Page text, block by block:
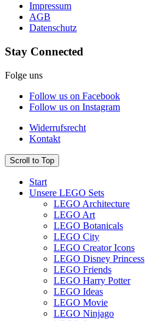
Impressum
AGB
Datenschutz
Stay Connected
Folge uns
Follow us on Facebook
Follow us on Instagram
Widerrufsrecht
Kontakt
Scroll to Top
Start
Unsere LEGO Sets
LEGO Architecture
LEGO Art
LEGO Botanicals
LEGO City
LEGO Creator Icons
LEGO Disney Princess
LEGO Friends
LEGO Harry Potter
LEGO Ideas
LEGO Movie
LEGO Ninjago